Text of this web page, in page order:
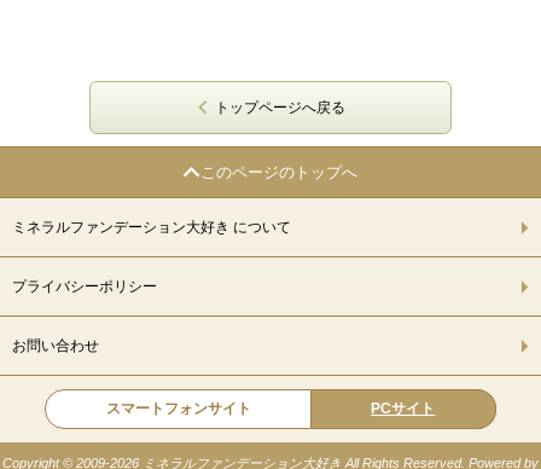
トップページへ戻る
このページのトップへ
ミネラルファンデーション大好き について
プライバシーポリシー
お問い合わせ
スマートフォンサイト PCサイト
Copyright © 2009-2026 ミネラルファンデーション大好き All Rights Reserved. Powered by